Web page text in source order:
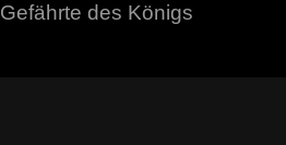
Gefährte des Königs